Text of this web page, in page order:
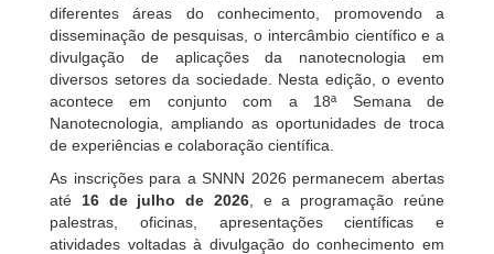
diferentes áreas do conhecimento, promovendo a
disseminação de pesquisas, o intercâmbio científico e a
divulgação de aplicações da nanotecnologia em
diversos setores da sociedade. Nesta edição, o evento
acontece em conjunto com a 18ª Semana de
Nanotecnologia, ampliando as oportunidades de troca
de experiências e colaboração científica.
As inscrições para a SNNN 2026 permanecem abertas
até 16 de julho de 2026, e a programação reúne
palestras, oficinas, apresentações científicas e
atividades voltadas à divulgação do conhecimento em